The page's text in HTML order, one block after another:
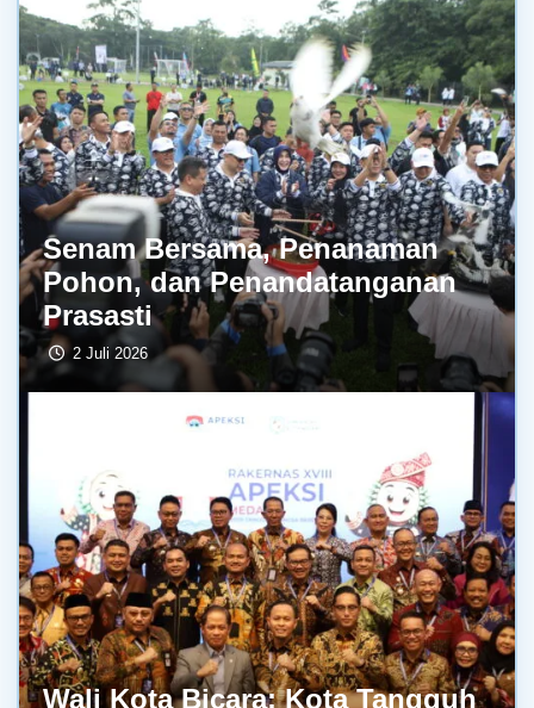
Senam Bersama, Penanaman
Pohon, dan Penandatanganan
Prasasti
2 Juli 2026
Wali Kota Bicara: Kota Tangguh